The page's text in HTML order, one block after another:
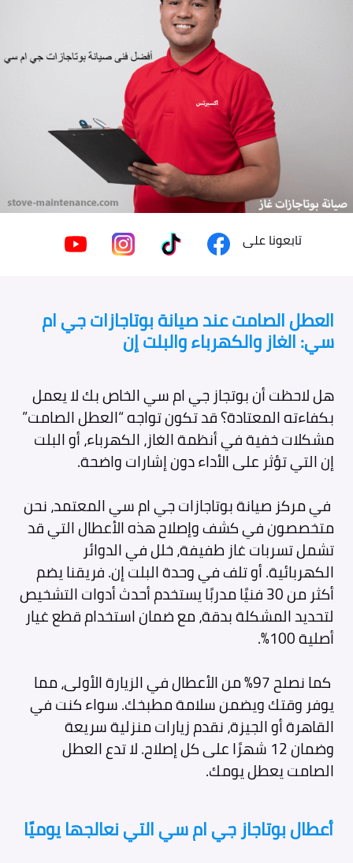
تابعونا على
العطل الصامت عند صيانة بوتاجازات جي ام
سي: الغاز والكهرباء والبلت إن
هل لاحظت أن بوتجاز جي ام سي الخاص بك لا يعمل
بكفاءته المعتادة؟ قد تكون تواجه “العطل الصامت”
مشكلات خفية في أنظمة الغاز، الكهرباء، أو البلت
إن التي تؤثر على الأداء دون إشارات واضحة.
في مركز صيانة بوتاجازات جي ام سي المعتمد، نحن
متخصصون في كشف وإصلاح هذه الأعطال التي قد
تشمل تسربات غاز طفيفة، خلل في الدوائر
الكهربائية. أو تلف في وحدة البلت إن. فريقنا يضم
أكثر من 30 فنيًا مدربًا يستخدم أحدث أدوات التشخيص
لتحديد المشكلة بدقة، مع ضمان استخدام قطع غيار
أصلية 100%.
كما نصلح 97% من الأعطال في الزيارة الأولى، مما
يوفر وقتك ويضمن سلامة مطبخك. سواء كنت في
القاهرة أو الجيزة، نقدم زيارات منزلية سريعة
وضمان 12 شهرًا على كل إصلاح. لا تدع العطل
الصامت يعطل يومك.
أعطال بوتاجاز جي ام سي التي نعالجها يوميًا